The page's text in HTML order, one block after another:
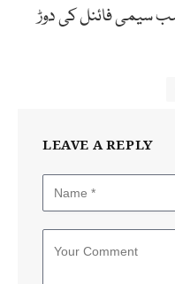
سب سیمی فائنل کی دوڑ
LEAVE A REPLY